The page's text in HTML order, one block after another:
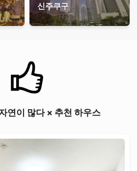
신주쿠구
연이 많다 × 추천 하우스